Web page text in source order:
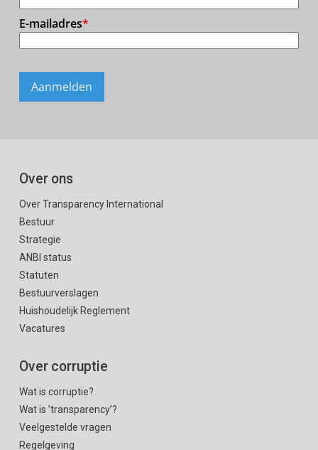
Over ons
Over Transparency International
Bestuur
Strategie
ANBI status
Statuten
Bestuurverslagen
Huishoudelijk Reglement
Vacatures
Over corruptie
Wat is corruptie?
Wat is ’transparency’?
Veelgestelde vragen
Regelgeving